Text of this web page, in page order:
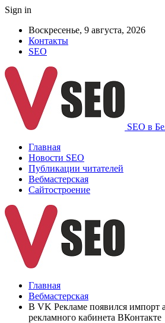
Sign in
Воскресенье, 9 августа, 2026
Контакты
SEO
SEO в
Главная
Новости SEO
Публикации читателей
Вебмастерская
Сайтостроение
Главная
Вебмастерская
В VK Рекламе появился импорт
рекламного кабинета ВКонтакте